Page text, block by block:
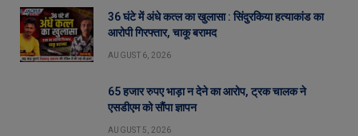
36 घंटे में अंधे कत्ल का खुलासा : सिंदुरकिया हत्याकांड का
आरोपी गिरफ्तार, चाकू बरामद
AUGUST 6, 2026
65 हजार रुपए भाड़ा न देने का आरोप, ट्रक चालक ने
एसडीएम को सौंपा ज्ञापन
AUGUST 5, 2026